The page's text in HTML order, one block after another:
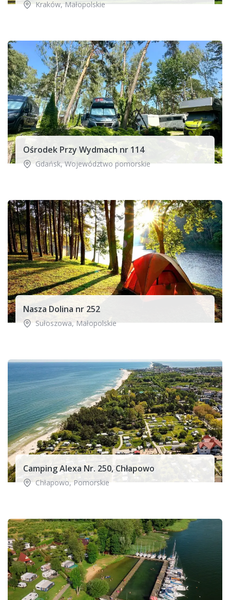
Kraków,Małopolskie
Ośrodek Przy Wydmach nr 114
Gdańsk,Województwo pomorskie
Nasza Dolina nr 252
Sułoszowa,Małopolskie
Camping Alexa Nr. 250, Chłapowo
Chłapowo,Pomorskie